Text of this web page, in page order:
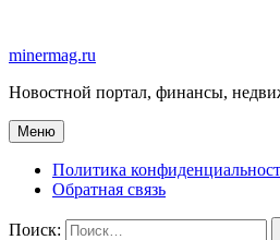
содержимому
minermag.ru
Новостной портал, финансы,
Меню
Политика
Обратная связь
Поиск: